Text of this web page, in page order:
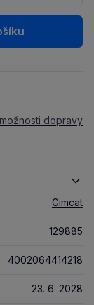
dopravy
Gimcat
129885
4002064414218
23. 6. 2028